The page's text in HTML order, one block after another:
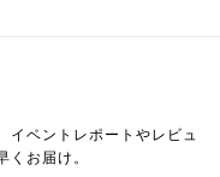
イベントレポートやレビュ
お届け。